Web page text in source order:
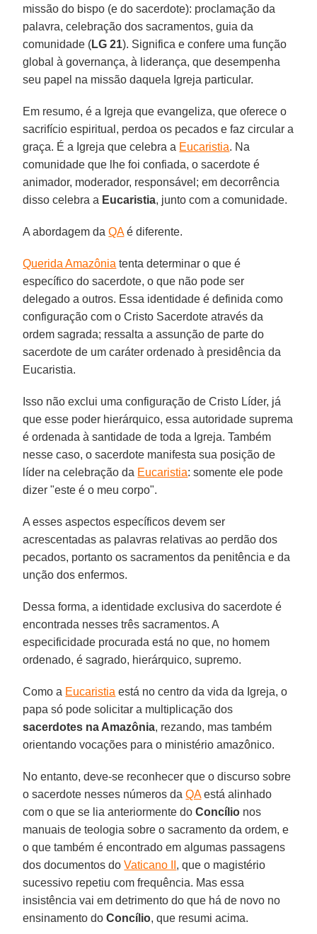
missão do bispo (e do sacerdote): proclamação da
palavra, celebração dos sacramentos, guia da
comunidade (LG 21). Significa e confere uma função
global à governança, à liderança, que desempenha
seu papel na missão daquela Igreja particular.
Em resumo, é a Igreja que evangeliza, que oferece o
sacrifício espiritual, perdoa os pecados e faz circular a
graça. É a Igreja que celebra a Eucaristia. Na
comunidade que lhe foi confiada, o sacerdote é
animador, moderador, responsável; em decorrência
disso celebra a Eucaristia, junto com a comunidade.
A abordagem daQAé diferente.
Querida Amazônia tenta determinar o que é
específico do sacerdote, o que não pode ser
delegado a outros. Essa identidade é definida como
configuração com o Cristo Sacerdote através da
ordem sagrada; ressalta a assunção de parte do
sacerdote de um caráter ordenado à presidência da
Eucaristia.
Isso não exclui uma configuração de Cristo Líder, já
que esse poder hierárquico, essa autoridade suprema
é ordenada à santidade de toda a Igreja. Também
nesse caso, o sacerdote manifesta sua posição de
líder na celebração da Eucaristia: somente ele pode
dizer "este é o meu corpo".
A esses aspectos específicos devem ser
acrescentadas as palavras relativas ao perdão dos
pecados, portanto os sacramentos da penitência e da
unção dos enfermos.
Dessa forma, a identidade exclusiva do sacerdote é
encontrada nesses três sacramentos. A
especificidade procurada está no que, no homem
ordenado, é sagrado, hierárquico, supremo.
Como a Eucaristia está no centro da vida da Igreja, o
papa só pode solicitar a multiplicação dos
sacerdotes na Amazônia, rezando, mas também
orientando vocações para o ministério amazônico.
No entanto, deve-se reconhecer que o discurso sobre
o sacerdote nesses números daQAestá alinhado
com o que se lia anteriormente doConcílio nos
manuais de teologia sobre o sacramento da ordem, e
o que também é encontrado em algumas passagens
dos documentos doVaticano II , que o magistério
sucessivo repetiu com frequência. Mas essa
insistência vai em detrimento do que há de novo no
ensinamento doConcílio, que resumi acima.